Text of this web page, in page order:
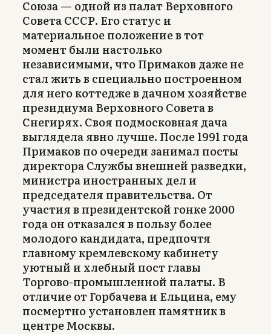
Союза — одной из палат Верховного
Совета СССР. Его статус и
материальное положение в тот
момент были настолько
независимыми, что Примаков даже не
стал жить в специально построенном
для него коттедже в дачном хозяйстве
президиума Верховного Совета в
Снегирях. Своя подмосковная дача
выглядела явно лучше. После 1991 года
Примаков по очереди занимал посты
директора Службы внешней разведки,
министра иностранных дел и
председателя правительства. От
участия в президентской гонке 2000
года он отказался в пользу более
молодого кандидата, предпочтя
главному кремлевскому кабинету
уютный и хлебный пост главы
Торгово-промышленной палаты. В
отличие от Горбачева и Ельцина, ему
посмертно установлен памятник в
центре Москвы.